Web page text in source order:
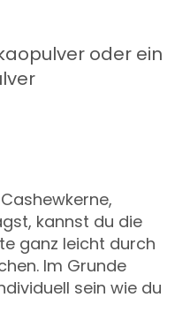
oder ein
kannst du die
ganz leicht durch
Im Grunde
sein wie du